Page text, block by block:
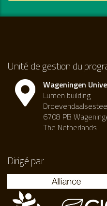
Unité de gestion du
Wageningen
Lumen building
6708 PB
The Netherlands
Dirigé par